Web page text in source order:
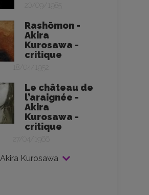
20/09/1985
Rashōmon -
Akira
Kurosawa -
critique
18/04/1952
Le château de
l’araignée -
Akira
Kurosawa -
critique
27/04/1966
Akira Kurosawa